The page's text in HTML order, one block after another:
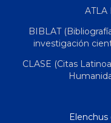
ATLA
BIBLAT
investigación
CLASE (Citas
Elenchus